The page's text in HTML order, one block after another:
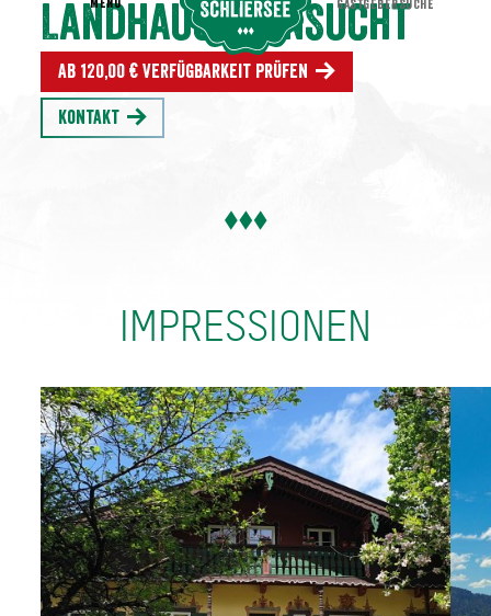
Landhaus SeenSucht
Ab 120,00 € Verfügbarkeit prüfen
Kontakt
IMPRESSIONEN
MENU GASTGEBERSUCHE